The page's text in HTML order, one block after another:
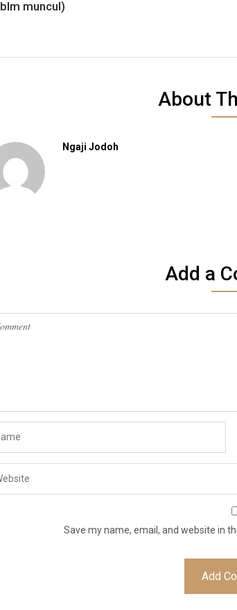
blm muncul)
About
Ngaji Jodoh
Add a
Save my name, email, and website in